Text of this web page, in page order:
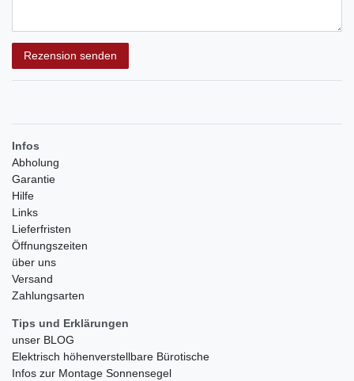
Rezension senden
Infos
Abholung
Garantie
Hilfe
Links
Lieferfristen
Öffnungszeiten
über uns
Versand
Zahlungsarten
Tips und Erklärungen
unser BLOG
Elektrisch höhenverstellbare Bürotische
Infos zur Montage Sonnensegel